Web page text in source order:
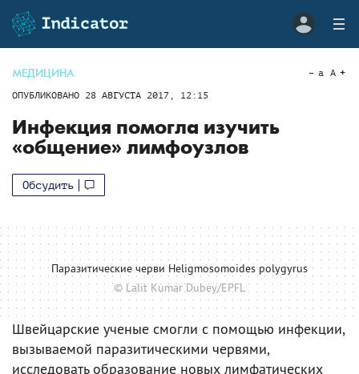
МЕДИЦИНА
ОПУБЛИКОВАНО 28 АВГУСТА 2017, 12:15
a A
Инфекция помогла изучить
«общение» лимфоузлов
Обсудить
Паразитические черви Heligmosomoides polygyrus
© Lalit Kumar Dubey/EPFL
Швейцарские ученые смогли с помощью инфекции,
вызываемой паразитическими червями,
исследовать образование новых лимфатических